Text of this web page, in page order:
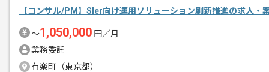
【コンサル/PM】SIer向け運用ソリューション刷新推進の求人・
〜1,050,000 円／月
業務委託
有楽町（東京都）